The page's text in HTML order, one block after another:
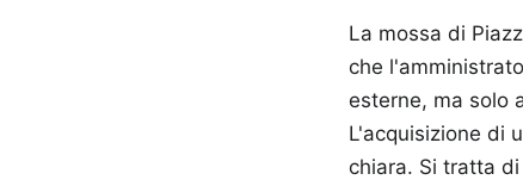
La mossa di
che
esterne, ma solo
L'acquisizione di
chiara. Si tratta